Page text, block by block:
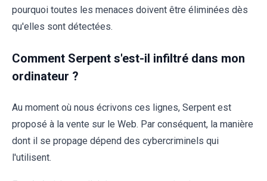
pourquoi toutes les menaces doivent être éliminées dès
qu'elles sont détectées.
Comment Serpent s'est-il infiltré dans mon
ordinateur ?
Au moment où nous écrivons ces lignes, Serpent est
proposé à la vente sur le Web. Par conséquent, la manière
dont il se propage dépend des cybercriminels qui
l'utilisent.